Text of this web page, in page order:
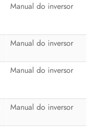
Manual do inversor
Manual do inversor
Manual do inversor
Manual do inversor